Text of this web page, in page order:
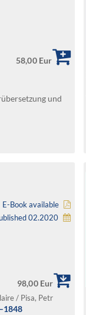
58,00 Eur
und
E-Book available
02.2020
98,00 Eur
/ Pisa, Petr